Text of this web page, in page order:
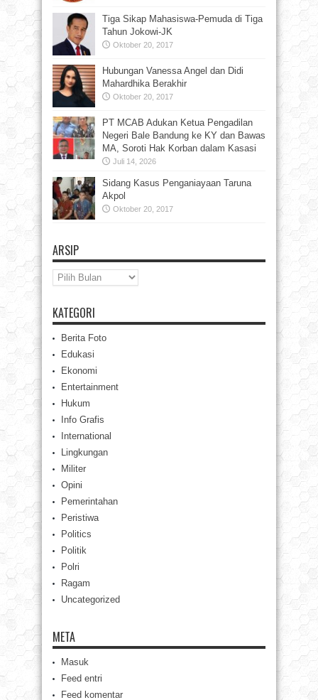
Tiga Sikap Mahasiswa-Pemuda di Tiga
Tahun Jokowi-JK
Oktober 20, 2017
Hubungan Vanessa Angel dan Didi
Mahardhika Berakhir
Oktober 20, 2017
PT MCAB Adukan Ketua Pengadilan
Negeri Bale Bandung ke KY dan Bawas
MA, Soroti Hak Korban dalam Kasasi
Juli 14, 2026
Sidang Kasus Penganiayaan Taruna
Akpol
Oktober 20, 2017
ARSIP
Arsip
KATEGORI
Berita Foto
Edukasi
Ekonomi
Entertainment
Hukum
Info Grafis
International
Lingkungan
Militer
Opini
Pemerintahan
Peristiwa
Politics
Politik
Polri
Ragam
Uncategorized
META
Masuk
Feed entri
Feed komentar